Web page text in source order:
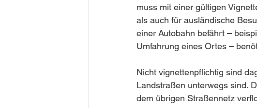
muss mit einer gültigen
als auch für ausländische
einer Autobahn befährt –
Umfahrung eines Ortes –
Nicht vignettenpflichtig sind
Landstraßen unterwegs sind.
dem übrigen Straßennetz